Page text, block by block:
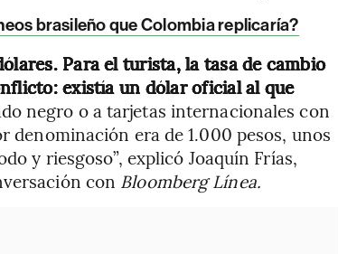
brasileño que Colombia replicaría?
Para el turista, la tasa de cambio
existía un dólar oficial al que
negro o a tarjetas internacionales con
denominación era de 1.000 pesos, unos
y riesgoso”, explicó Joaquín Frías,
con Bloomberg Línea.